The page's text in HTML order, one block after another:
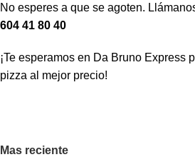
No esperes a que se agoten.
604 41 80 40
¡Te esperamos en Da Bruno Express
pizza al mejor precio!
Mas reciente